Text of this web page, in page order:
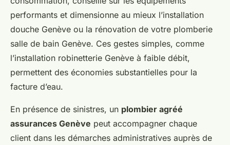
performants et dimensionne au mieux l’installation
douche Genève ou la rénovation de votre plomberie
salle de bain Genève. Ces gestes simples, comme
l’installation robinetterie Genève à faible débit,
permettent des économies substantielles pour la
facture d’eau.
En présence de sinistres, un plombier agréé
assurances Genève peut accompagner chaque
client dans les démarches administratives auprès de